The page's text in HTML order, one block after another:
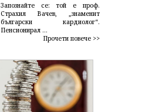
Запознайте се: той е проф.
Страхил Вачев, „знаменит
български кардиолог“.
Пенсионирал ...
Прочети повече >>